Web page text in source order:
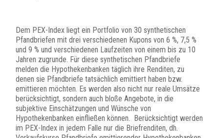
Dem PEX-Index liegt ein Portfolio von 30 synthetischen
Pfandbriefen mit drei verschiedenen Kupons von 6 %, 7,5 %
und 9 % und verschiedenen Laufzeiten von einem bis zu 10
Jahren zugrunde. Für diese synthetischen Pfandbriefe
melden die Hypothekenbanken täglich ihre Renditen, zu
denen sie Pfandbriefe tatsächlich emittiert haben bzw.
emittieren möchten. Es werden also nicht nur reale Umsätze
berücksichtigt, sondern auch bloße Angebote, in die
subjektive Einschätzungen und Wünsche von
Hypothekenbanken einfließen können. Berücksichtigt werden
im PEX-Index in jedem Falle nur die Briefrenditen, dh.